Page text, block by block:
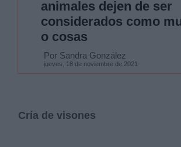
animales dejen de ser
considerados como
o cosas
Por Sandra González
jueves, 18 de noviembre de 2021
Cría de visones